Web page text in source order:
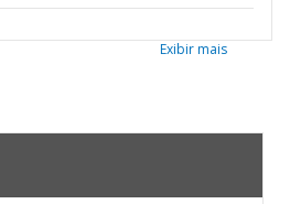
Exibir mais